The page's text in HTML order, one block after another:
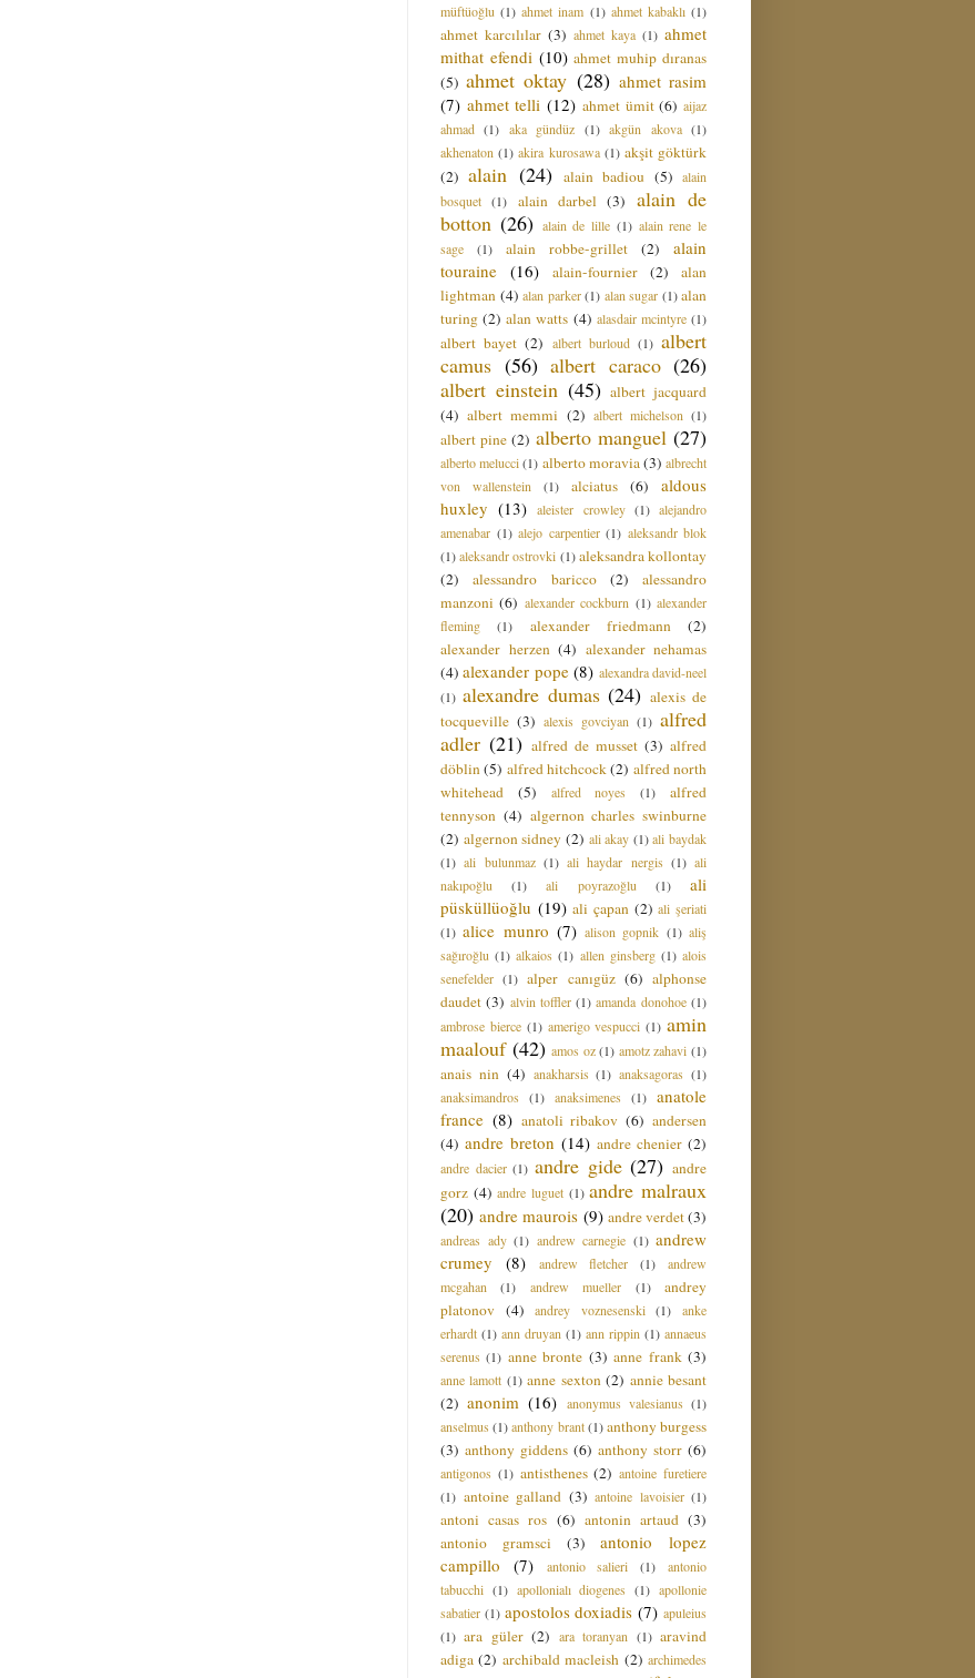
müftüoğlu (1) ahmet inam (1) ahmet kabaklı (1)
ahmet karcılılar (3) ahmet kaya (1) ahmet
mithat efendi (10) ahmet muhip dıranas
(5) ahmet oktay (28) ahmet rasim
(7) ahmet telli (12) ahmet ümit (6) aijaz
ahmad (1) aka gündüz (1) akgün akova (1)
akhenaton (1) akira kurosawa (1) akşit göktürk
(2) alain (24) alain badiou (5) alain
bosquet (1) alain darbel (3)
alain de
botton (26) alain de lille (1) alain rene le
sage
(1) alain robbe-grillet (2)
alain
touraine (16) alain-fournier (2)
alan
lightman (4) alan parker (1) alan sugar (1) alan
turing (2) alan watts (4) alasdair mcintyre (1)
albert bayet (2) albert burloud (1) albert
camus (56) albert caraco (26)
albert einstein (45) albert jacquard
(4) albert memmi (2) albert michelson (1)
albert pine (2) alberto manguel (27)
alberto melucci (1) alberto moravia (3) albrecht
von wallenstein
(1) alciatus (6)
aldous
huxley (13) aleister crowley (1) alejandro
amenabar (1) alejo carpentier (1) aleksandr blok
(1) aleksandr ostrovki (1) aleksandra kollontay
(2)
alessandro baricco (2)
alessandro
manzoni (6) alexander cockburn (1) alexander
fleming
(1) alexander friedmann
(2)
alexander herzen (4) alexander nehamas
(4) alexander pope (8) alexandra david-neel
(1) alexandre dumas (24) alexis de
tocqueville (3) alexis govciyan (1) alfred
adler (21) alfred de musset (3) alfred
döblin (5) alfred hitchcock(2) alfred north
whitehead
(5) alfred noyes (1)
alfred
tennyson (4) algernon charles swinburne
(2) algernon sidney (2) ali akay (1) ali baydak
(1) ali bulunmaz (1) ali haydar nergis (1) ali
nakıpoğlu
(1) ali poyrazoğlu (1)
ali
püsküllüoğlu (19) ali çapan (2) ali şeriati
(1) alice munro (7) alison gopnik (1) aliş
sağıroğlu (1) alkaios (1) allen ginsberg (1) alois
senefelder (1) alper canıgüz (6) alphonse
daudet (3) alvin toffler (1) amanda donohoe (1)
ambrose bierce (1) amerigo vespucci (1) amin
maalouf (42) amos oz (1) amotz zahavi (1)
anais nin (4) anakharsis (1) anaksagoras (1)
anaksimandros
(1) anaksimenes (1) anatole
france (8) anatoli ribakov (6) andersen
(4) andre breton (14) andre chenier (2)
andre dacier (1) andre gide (27) andre
gorz (4) andre luguet (1) andre malraux
(20) andre maurois (9) andre verdet(3)
andreas ady (1) andrew carnegie (1) andrew
crumey
(8) andrew fletcher (1)
andrew
mcgahan
(1) andrew mueller (1)
andrey
platonov (4) andrey voznesenski (1)
anke
erhardt (1) ann druyan (1) ann rippin (1) annaeus
serenus (1) anne bronte (3) anne frank (3)
anne lamott (1) anne sexton (2) annie besant
(2) anonim (16) anonymus valesianus (1)
anselmus (1) anthony brant (1) anthony burgess
(3) anthony giddens (6) anthony storr (6)
antigonos (1) antisthenes (2) antoine furetiere
(1) antoine galland (3) antoine lavoisier (1)
antoni casas ros (6) antonin artaud (3)
antonio gramsci
(3)
antonio lopez
campillo
(7) antonio salieri (1)
antonio
tabucchi (1) apollonialı diogenes (1) apollonie
sabatier (1) apostolos doxiadis (7) apuleius
(1) ara güler (2) ara toranyan (1) aravind
adiga (2) archibald macleish (2) archimedes